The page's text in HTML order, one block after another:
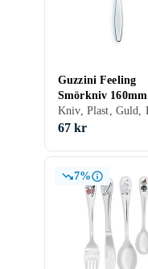
Guzzini Feeling
Smörkniv 160mm
67 kr
7%